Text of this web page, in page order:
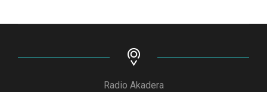
Radio Akadera